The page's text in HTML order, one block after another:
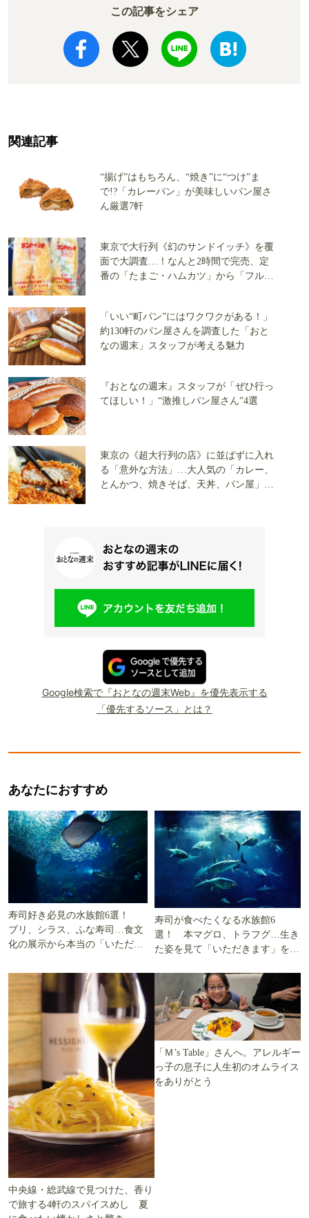
この記事をシェア
関連記事
“揚げ”はもちろん、“焼き”に“つけ”ま
で!?「カレーパン」が美味しいパン屋さ
ん厳選7軒
東京で大行列《幻のサンドイッチ》を覆
面で大調査…！なんと2時間で完売、定
番の「たまご・ハムカツ」から「フルー
「いい“町パン”にはワクワクがある！」
約130軒のパン屋さんを調査した「おと
なの週末」スタッフが考える魅力
『おとなの週末』スタッフが「ぜひ行っ
てほしい！」“激推しパン屋さん”4選
東京の《超大行列の店》に並ばずに入れ
る「意外な方法」…大人気の「カレー、
とんかつ、焼きそば、天丼、パン屋」で
Google検索で『おとなの週末Web』を優先表示する
「優先するソース」とは？
あなたにおすすめ
寿司好き必見の水族館6選！
ブリ、シラス、ふな寿司…食文
化の展示から本当の「いただき
寿司が食べたくなる水族館6
選！ 本マグロ、トラフグ…生き
た姿を見て「いただきます」を考
中央線・総武線で見つけた、香り
で旅する4軒のスパイスめし 夏
「Ｍ’s Table」さんへ。アレルギー
っ子の息子に人生初のオムライス
をありがとう